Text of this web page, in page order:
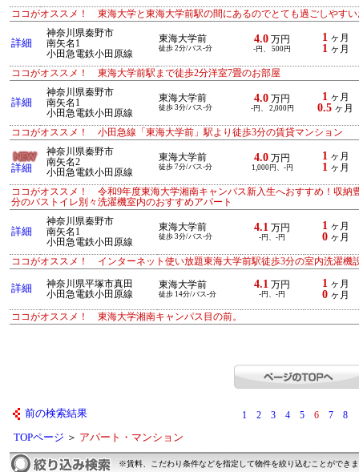
ココがオススメ！ 東海大学と東海大学前駅の間にあるのでとても過ごしやす
詳細
神奈川県秦野市
南矢名1
小田急電鉄小田原線
東海大学前
徒歩 2分/バス-分
4.0 万円
-円、 500円
1 ヶ月
1 ヶ月
ココがオススメ！ 東海大学前駅まで徒歩2分洋室7畳のお部屋
詳細
神奈川県秦野市
南矢名1
小田急電鉄小田原線
東海大学前
徒歩 3分/バス-分
4.0 万円
-円、 2,000円
1 ヶ月
0.5 ヶ月
ココがオススメ！ 小田急線「東海大学前」駅より徒歩3分の賃貸マンション
詳細
神奈川県秦野市
南矢名2
小田急電鉄小田原線
東海大学前
徒歩 7分/バス-分
4.0 万円
1,000円、-円
1 ヶ月
1 ヶ月
ココがオススメ！ 令和9年度東海大学湘南キャンパス新入生へおすすめ！収納
分のバストイレ別々洗濯機室内のおすすめアパート
詳細
神奈川県秦野市
南矢名1
小田急電鉄小田原線
東海大学前
徒歩 3分/バス-分
4.1 万円
-円、-円
1 ヶ月
0ヶ月
ココがオススメ！ インターネット使い放題東海大学前駅徒歩3分の室内洗濯機
詳細
神奈川県平塚市真田
小田急電鉄小田原線
東海大学前
徒歩 14分/バス-分
4.1 万円
-円、-円
1 ヶ月
0ヶ月
ココがオススメ！ 東海大学湘南キャンパス目の前。
前の検索結果 1 2 3 4 5 6 7 8
TOPページ ＞ アパート・マンション
※賃料、こだわり条件などを指定して物件を絞り込むことができ